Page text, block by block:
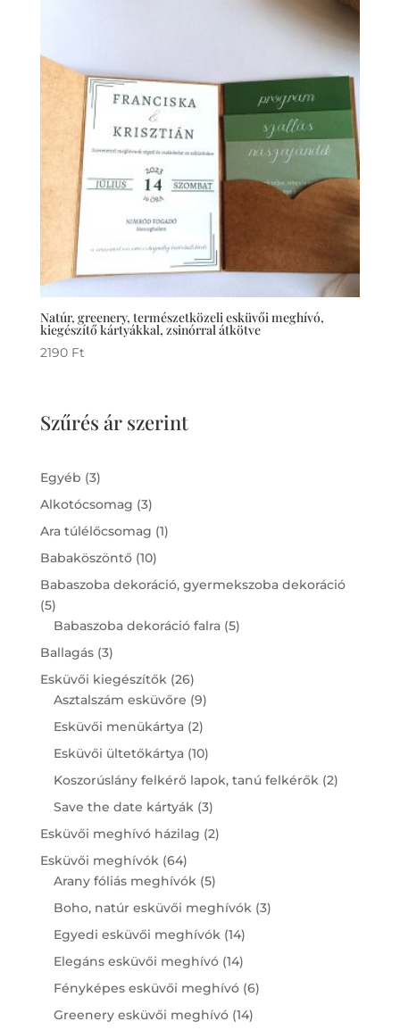
Natúr, greenery, természetközeli esküvői meghívó,
kiegészítő kártyákkal, zsinórral átkötve
2190 Ft
Szűrés ár szerint
Egyéb 33
products
Alkotócsomag 33
products
Ara túlélőcsomag 11
Babaköszöntő 1010
products
Babaszoba dekoráció, gyermekszoba dekoráció
55
products
Babaszoba dekoráció falra 55
Ballagás 33
products
Esküvői kiegészítők 2626
products
Asztalszám esküvőre 99
products
Esküvői menükártya 22
products
Esküvői ültetőkártya 1010
products
Koszorúslány felkérő lapok, tanú felkérők 22
Save the date kártyák 33
products
Esküvői meghívó házilag 22
Esküvői meghívók 6464
products
Arany fóliás meghívók 55
products
Boho, natúr esküvői meghívók 33
Egyedi esküvői meghívók 1414
products
Elegáns esküvői meghívó 1414
products
Fényképes esküvői meghívó 66
Greenery esküvői meghívó 1414